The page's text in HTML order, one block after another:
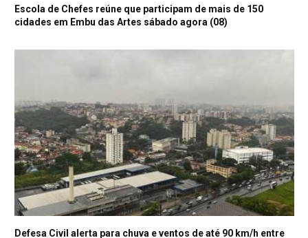
Escola de Chefes reúne que participam de mais de 150
cidades em Embu das Artes sábado agora (08)
Defesa Civil alerta para chuva e ventos de até 90 km/h entre